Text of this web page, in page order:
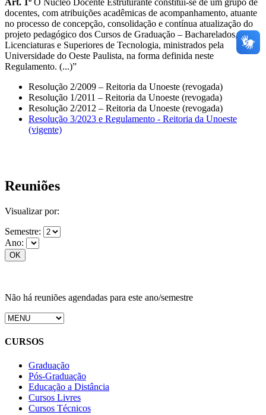
Art. 1º O Núcleo Docente Estruturante constitui-se de um grupo de
docentes, com atribuições acadêmicas de acompanhamento, atuante
no processo de concepção, consolidação e contínua atualização do
projeto pedagógico dos Cursos de Graduação – Bacharelados,
Licenciaturas e Superiores de Tecnologia, ministrados pela
Universidade do Oeste Paulista, na forma definida neste
Regulamento. (...)”
Resolução 2/2009 – Reitoria da Unoeste (revogada)
Resolução 1/2011 – Reitoria da Unoeste (revogada)
Resolução 2/2012 – Reitoria da Unoeste (revogada)
Resolução 3/2023 e Regulamento - Reitoria da Unoeste
(vigente)
Reuniões
Visualizar por:
Semestre:
Ano:
Não há reuniões agendadas para este ano/semestre
CURSOS
Graduação
Pós-Graduação
Educação a Distância
Cursos Livres
Cursos Técnicos